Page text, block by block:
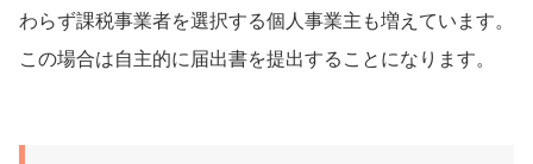
わらず課税事業者を選択する個人事業主も増えています。
この場合は自主的に届出書を提出することになります。